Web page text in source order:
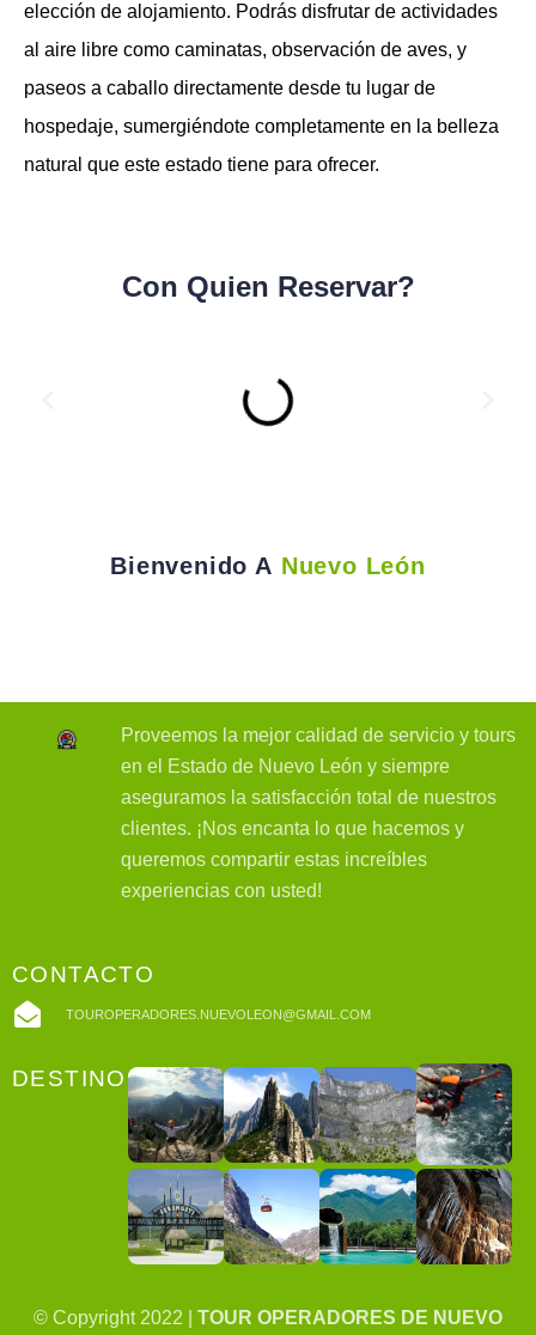
elección de alojamiento. Podrás disfrutar de actividades
al aire libre como caminatas, observación de aves, y
paseos a caballo directamente desde tu lugar de
hospedaje, sumergiéndote completamente en la belleza
natural que este estado tiene para ofrecer.
Con Quien Reservar?
Bienvenido A Nuevo León
Proveemos la mejor calidad de servicio y tours
en el Estado de Nuevo León y siempre
aseguramos la satisfacción total de nuestros
clientes. ¡Nos encanta lo que hacemos y
queremos compartir estas increíbles
experiencias con usted!
CONTACTO
TOUROPERADORES.NUEVOLEON@GMAIL.COM
DESTINOS
© Copyright 2022 | TOUR OPERADORES DE NUEVO